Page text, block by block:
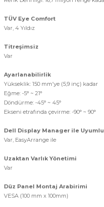
TÜV Eye Comfort
Var, 4 Yıldız
Titreşimsiz
Var
Ayarlanabilirlik
Yükseklik: 150 mm'ye (5,9 inç) kadar
Eğme: -5° ~ 21°
Döndürme: -45° ~ 45°
Ekseni etrafında çevirme: -90° ~ 90°
Dell Display Manager ile
Var, EasyArrange ile
Uzaktan Varlık Yönetimi
Var
Düz Panel Montaj Arabirimi
VESA (100 mm x 100mm)